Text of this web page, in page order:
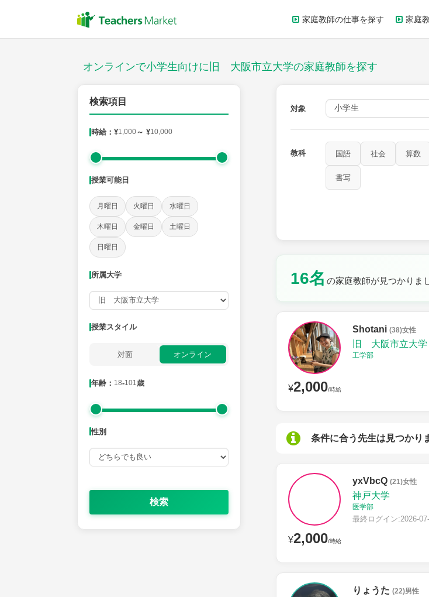
家庭教師の仕事を探す 家庭
オンラインで小学生向けに旧 大阪市立大学の家庭教師を探す
検索項目
時給：¥1,000～ ¥10,000
授業可能日
月曜日 火曜日 水曜日
木曜日 金曜日 土曜日
日曜日
所属大学
授業スタイル
対面 オンライン
年齢： 18-101歳
性別
検索
対象
教科 国語 社会 算数
書写
16名 の家庭教師が見つかりま
¥2,000/時給
Shotani (38)女性
旧 大阪市立大学
工学部
条件に合う先生は見つかり
¥2,000/時給
yxVbcQ (21)女性
神戸大学
医学部
最終ログイン:2026-
りょうた (22)男性
授業スタイル
社会 保健・体育 図画工作 書写
時給：¥1,000 ～ ¥10,000
授業可能日
火曜日 土曜日 日曜日
所属大学